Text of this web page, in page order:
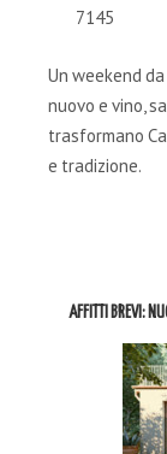
7145
Un weekend
nuovo e vino,
trasformano
e tradizione.
AFFITTI BREVI: